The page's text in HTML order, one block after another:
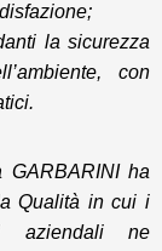
la sicurezza
con
GARBARINI ha
Qualità in cui i
aziendali ne